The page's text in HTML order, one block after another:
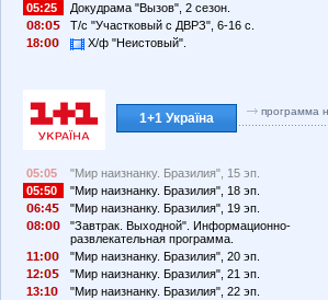
05:25
Докудрама "Вызов", 2 сезон.
8:
Т/с "Участковый с ДВРЗ", 6-16 с.
18:
Х/ф "Неистовый".
1+1 Україна программа
05:05
"Мир наизнанку. Бразилия", 15 эп.
05:50
"Мир наизнанку. Бразилия", 18 эп.
6:4
"Мир наизнанку. Бразилия", 19 эп.
8:
"Завтрак. Выходной". Информационно-
развлекательная программа.
11:
"Мир наизнанку. Бразилия", 20 эп.
12:
"Мир наизнанку. Бразилия", 21 эп.
13:1
"Мир наизнанку. Бразилия", 22 эп.